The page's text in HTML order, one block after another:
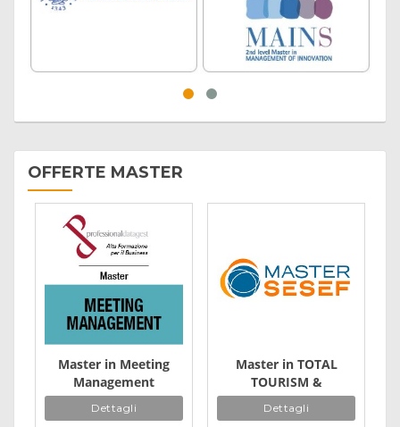
OFFERTE MASTER
Master in Meeting
Management
Dettagli
Master in TOTAL
TOURISM &
Hospitality
Management
Dettagli